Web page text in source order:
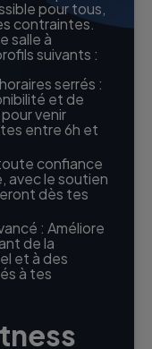
pour tous,
contraintes.
salle à
suivants :
serrés :
et de
venir
entre 6h et
confiance
avec le soutien
dès tes
: Améliore
de la
et à des
à tes